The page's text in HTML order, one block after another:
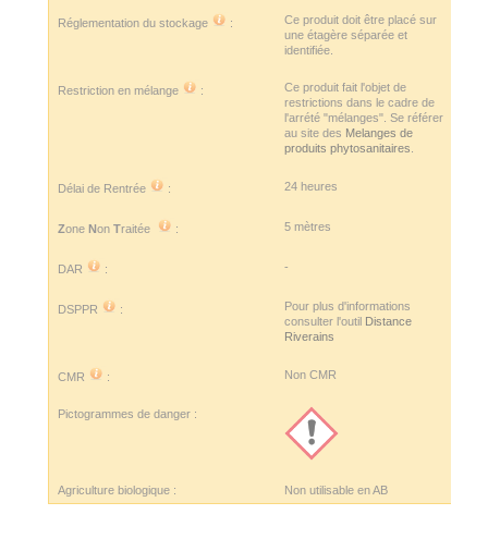
Réglementation du stockage :
Ce produit doit être placé sur
une étagère séparée et
identifiée.
Restriction en mélange :
Ce produit fait l'objet de
restrictions dans le cadre de
l'arrété "mélanges". Se référer
au site des Melanges de
produits phytosanitaires
Délai de Rentrée : 24 heures
Zone Non Traitée : 5 mètres
DAR : -
DSPPR :
Pour plus d'informations
consulter l'outil Distance
Riverains
CMR : Non CMR
Pictogrammes de danger :
Agriculture biologique : Non utilisable en AB